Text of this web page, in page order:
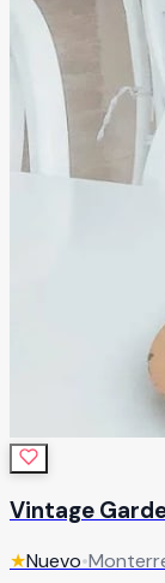
Vintage
★Nuevo•